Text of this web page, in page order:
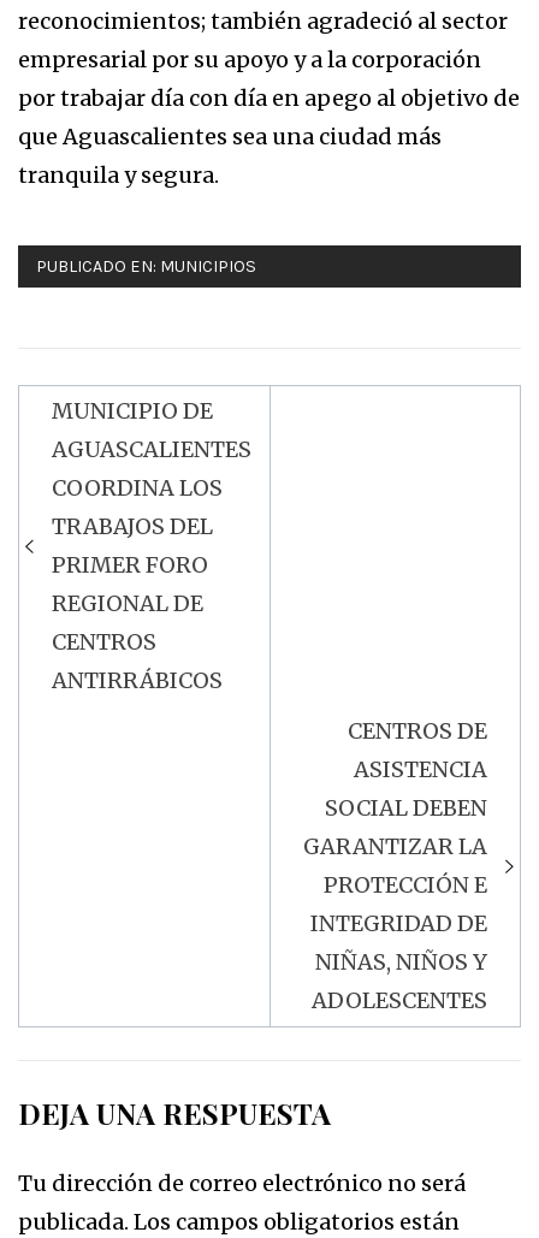
reconocimientos; también agradeció al sector
empresarial por su apoyo y a la corporación
por trabajar día con día en apego al objetivo de
que Aguascalientes sea una ciudad más
tranquila y segura.
PUBLICADO EN: MUNICIPIOS
Navegación
de
entradas
MUNICIPIO DE
AGUASCALIENTES
COORDINA LOS
TRABAJOS DEL
PRIMER FORO
REGIONAL DE
CENTROS
ANTIRRÁBICOS
CENTROS DE
ASISTENCIA
SOCIAL DEBEN
GARANTIZAR LA
PROTECCIÓN E
INTEGRIDAD DE
NIÑAS, NIÑOS Y
ADOLESCENTES
DEJA UNA RESPUESTA
Tu dirección de correo electrónico no será
publicada. Los campos obligatorios están